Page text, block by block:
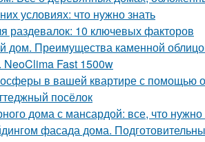
условиях: что нужно знать
10 ключевых факторов
дом. Преимущества каменной
NeoClima Fast 1500w
в вашей квартире с помощью
посёлок
дома с мансардой: все, что нужно
фасада дома.